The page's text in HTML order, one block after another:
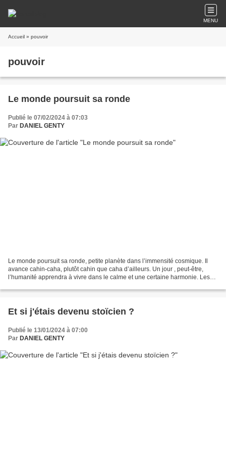
MENU
Accueil » pouvoir
pouvoir
Le monde poursuit sa ronde
Publié le 07/02/2024 à 07:03
Par DANIEL GENTY
Le monde poursuit sa ronde, petite planète dans l’immensité cosmique. Il
avance cahin-caha, plutôt cahin que caha d’ailleurs. Un jour , peut-être,
l’humanité apprendra à vivre dans le calme et une certaine harmonie. Les
Et si j'étais devenu stoïcien ?
Publié le 13/01/2024 à 07:00
Par DANIEL GENTY